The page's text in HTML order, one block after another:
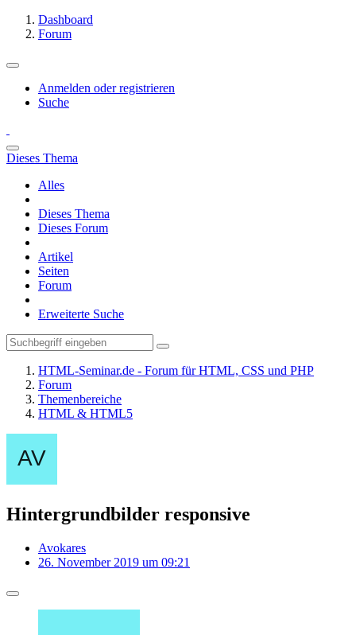
Dashboard
Forum
Anmelden oder registrieren
Suche
Dieses Thema
Alles
Dieses Thema
Dieses Forum
Artikel
Seiten
Forum
Erweiterte Suche
HTML-Seminar.de - Forum für HTML, CSS und PHP
Forum
Themenbereiche
HTML & HTML5
Hintergrundbilder responsive
Avokares
26. November 2019 um 09:21